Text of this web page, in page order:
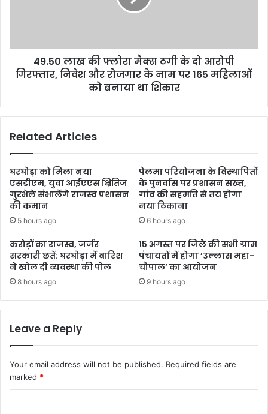
49.50 लाख की फ्लोरा मैक्स ठगी के दो आरोपी
गिरफ्तार, निवेश और रोजगार के नाम पर 165 महिलाओं
को बनाया था शिकार
Related Articles
घरघोड़ा को मिला नया
एसडीएम, युवा आईएएस क्षितिज
गुरभेले संभालेंगे राजस्व प्रशासन
की कमान
5 hours ago
पेलमा परियोजना के विस्थापितों
के पुनर्वास पर प्रशासन सख्त,
गांव की सहमति से तय होगा
नया ठिकाना
6 hours ago
करोड़ों का राजस्व, जर्जर
सरकारी छतें: घरघोड़ा में बारिश
ने खोल दी व्यवस्था की पोल
8 hours ago
15 अगस्त पर जिले की सभी ग्राम
पंचायतों में होगा ’उल्लास महा-
चौपाल’ का आयोजन
9 hours ago
Leave a Reply
Your email address will not be published. Required fields are
marked *